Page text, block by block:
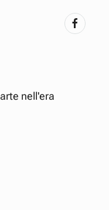
nell'era